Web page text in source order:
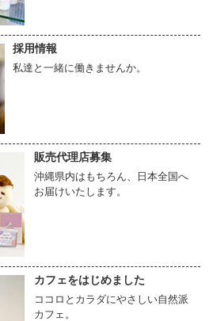
採用情報
私達と一緒に働きませんか。
販売代理店募集
沖縄県内はもちろん、日本全国へ
お届けいたします。
カフェをはじめました
ココロとカラダにやさしい自然派
カフェ。